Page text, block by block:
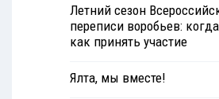
Летний сезон
переписи воробьев:
как принять участие
Ялта, мы вместе!